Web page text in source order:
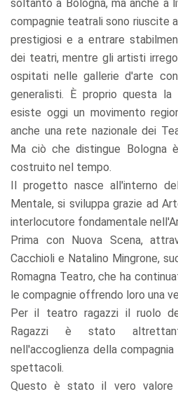
soltanto a Bologna, ma anche a
compagnie teatrali sono riuscite
prestigiosi e a entrare
dei teatri, mentre gli artisti
ospitati nelle gallerie d'arte
generalisti. È proprio questa
esiste oggi un movimento
anche una rete nazionale dei
Ma ciò che distingue Bologna
costruito nel tempo.
Il progetto nasce all'interno
Mentale, si sviluppa grazie ad
interlocutore fondamentale
Prima con Nuova Scena,
Cacchioli e Natalino Mingrone,
Romagna Teatro, che ha
le compagnie offrendo loro una
Per il teatro ragazzi il ruolo
Ragazzi è stato
nell'accoglienza della
spettacoli.
Questo è stato il vero valore